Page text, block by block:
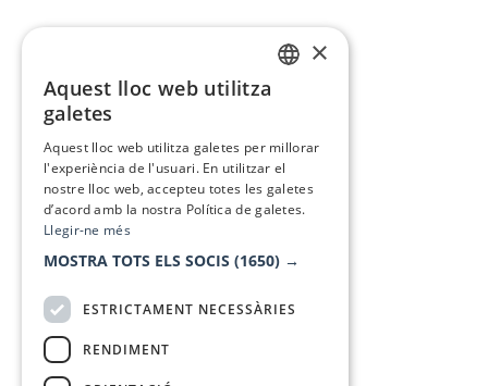
×
Aquest lloc web utilitza
galetes
Aquest lloc web utilitza galetes per millorar
l'experiència de l'usuari. En utilitzar el
nostre lloc web, accepteu totes les galetes
d’acord amb la nostra Política de galetes.
Llegir-ne més
MOSTRA TOTS ELS SOCIS (1650) →
ESTRICTAMENT NECESSÀRIES
RENDIMENT